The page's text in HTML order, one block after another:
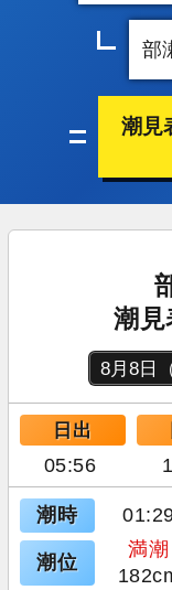
潮見
潮
日出
05:56
潮時
潮位
満潮